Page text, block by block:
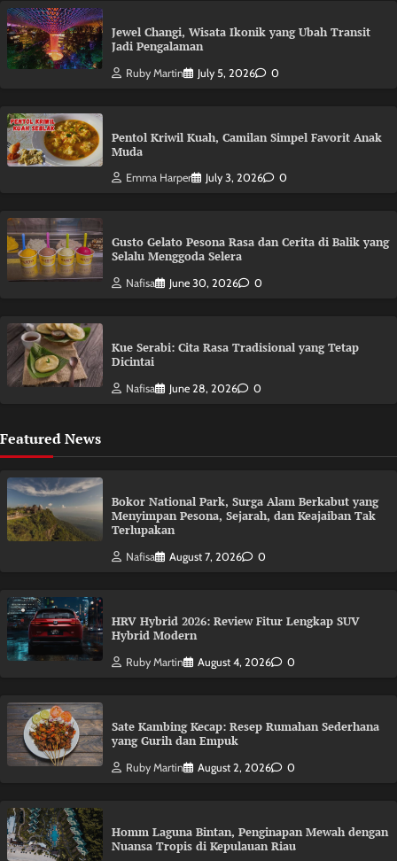
Jewel Changi, Wisata Ikonik yang Ubah Transit
Jadi Pengalaman
Ruby Martin July 5, 2026 0
Pentol Kriwil Kuah, Camilan Simpel Favorit Anak
Muda
Emma Harper July 3, 2026 0
Gusto Gelato Pesona Rasa dan Cerita di Balik yang
Selalu Menggoda Selera
Nafisa June 30, 2026 0
Kue Serabi: Cita Rasa Tradisional yang Tetap
Dicintai
Nafisa June 28, 2026 0
Featured News
Bokor National Park, Surga Alam Berkabut yang
Menyimpan Pesona, Sejarah, dan Keajaiban Tak
Terlupakan
Nafisa August 7, 2026 0
HRV Hybrid 2026: Review Fitur Lengkap SUV
Hybrid Modern
Ruby Martin August 4, 2026 0
Sate Kambing Kecap: Resep Rumahan Sederhana
yang Gurih dan Empuk
Ruby Martin August 2, 2026 0
Homm Laguna Bintan, Penginapan Mewah dengan
Nuansa Tropis di Kepulauan Riau